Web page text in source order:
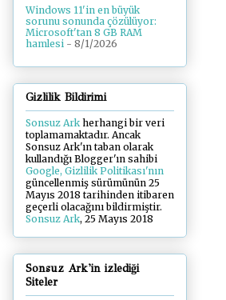
Windows 11'in en büyük
sorunu sonunda çözülüyor:
Microsoft'tan 8 GB RAM
hamlesi - 8/1/2026
Gizlilik Bildirimi
Sonsuz Arkherhangi bir veri
toplamamaktadır. Ancak
Sonsuz Ark'ın taban olarak
kullandığı Blogger'ın sahibi
Google, Gizlilik Politikası'nın
güncellenmiş sürümünün 25
Mayıs 2018 tarihinden itibaren
geçerli olacağını bildirmiştir.
Sonsuz Ark, 25 Mayıs 2018
Sonsuz Ark'in izlediği
Siteler